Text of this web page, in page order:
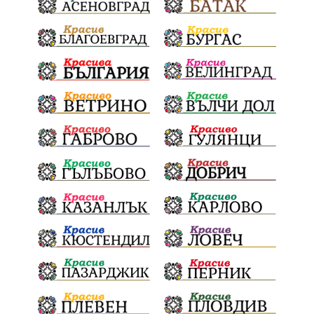
Електронният прием започва Дънката
Ще има ли присъда Ден на отворените врати
стопанство „Храна от село“ Карола Карова
„Отваряне на града към морето“
Негодна за пиене вода във Варненско
цялостно обновяване Музеъ на мозайките
и прилежащия парк в Девня
Гражданска инициатива „Парад на гордостта“